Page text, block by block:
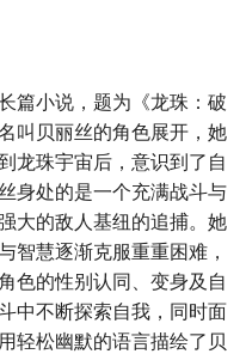
篇小说，题为《龙珠：破
叫贝丽丝的角色展开，她
龙珠宇宙后，意识到了自
身处的是一个充满战斗与
大的敌人基纽的追捕。她
智慧逐渐克服重重困难，
色的性别认同、变身及自
中不断探索自我，同时面
轻松幽默的语言描绘了贝